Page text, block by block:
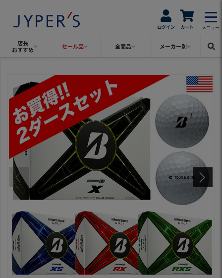
ログイン カート メニュー
店長
おすすめ
セール品 全商品 メーカー別